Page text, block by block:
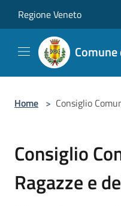
Regione Veneto
Home > Consiglio
Consiglio
Ragazze e